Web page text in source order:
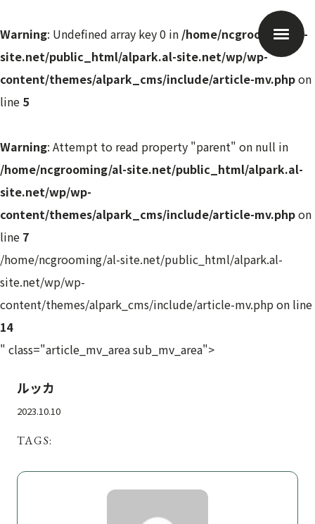
Warning: Undefined array key 0 in /home/ncgrooming/al-
site.net/public_html/alpark.al-site.net/wp/wp-
content/themes/alpark_cms/include/article-mv.phpon
line 5
Warning: Attempt to read property "parent" on null in
/home/ncgrooming/al-site.net/public_html/alpark.al-
site.net/wp/wp-
content/themes/alpark_cms/include/article-mv.phpon
line 7
/home/ncgrooming/al-site.net/public_html/alpark.al-
site.net/wp/wp-
content/themes/alpark_cms/include/article-mv.php on line
14
" class="article_mv_area sub_mv_area">
ルッカ
2023.10.10
TAGS: